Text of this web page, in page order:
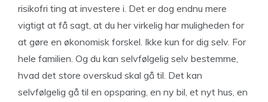
risikofri ting at investere i. Det er dog endnu mere
vigtigt at få sagt, at du her virkelig har muligheden for
at gøre en økonomisk forskel. Ikke kun for dig selv. For
hele familien. Og du kan selvfølgelig selv bestemme,
hvad det store overskud skal gå til. Det kan
selvfølgelig gå til en opsparing, en ny bil, et nyt hus, en